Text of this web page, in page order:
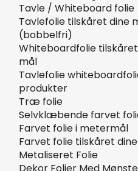
Tavle / Whiteboard folie
Tavlefolie tilskåret dine
(bobbelfri)
Whiteboardfolie
mål
Tavlefolie
produkter
Træ folie
Selvklæbende farvet
Farvet folie i metermål
Farvet folie tilskåret
Metaliseret Folie